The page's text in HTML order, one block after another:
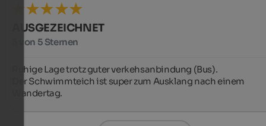
AUSGEZEICHNET
5 von 5 Sternen
Ruhige Lage trotz guter verkehsanbindung (Bus).
Der Schwimmteich ist super zum Ausklang nach einem
Wandertag.